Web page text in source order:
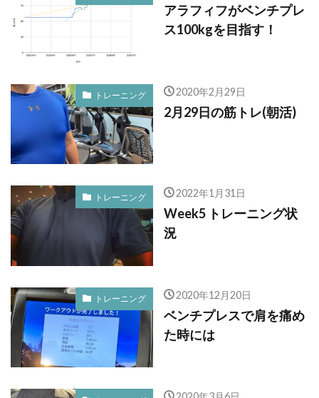
アラフィフがベンチプレ
ス100kgを目指す！
トレーニング 2020年2月29日
2月29日の筋トレ(朝活)
トレーニング 2022年1月31日
Week5 トレーニング状
況
トレーニング 2020年12月20日
ベンチプレスで肩を痛め
た時には